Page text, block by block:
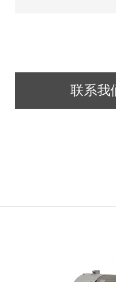
联系我